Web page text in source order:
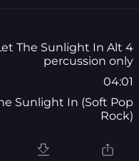
The Sunlight In Alt 4
percussion only
04:01
Sunlight In (Soft Pop
Rock)